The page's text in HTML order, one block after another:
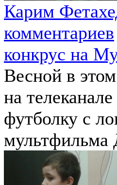
Карим
комментариев
конкрус на
Весной в
на
футболку с
мультфильма